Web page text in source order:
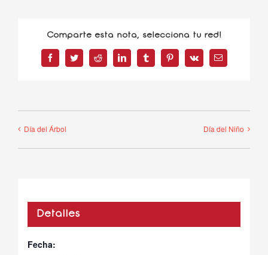
Comparte esta nota, selecciona tu red!
FacebookTwitterReddit LinkedInTumblrPinterest
Vk
Correo
electrónico
Día del Árbol Día del Niño
Detalles
Fecha: